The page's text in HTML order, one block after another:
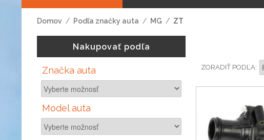
Domov / Podľa značky auta / MG / ZT
Nakupovať podľa
Značka auta
Model auta
ZORADIŤ PODĽA